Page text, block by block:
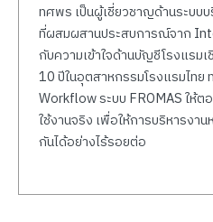
ทศพร เป็นผู้เชี่ยวชาญด้านระบบ
ที่ผสมผสานประสบการณ์จาก
กับความเข้าใจด้านบัญชีโรงแรม
10 ปีในอุตสาหกรรมโรงแรมไท
Workflow ระบบ FROMAS ให้ต
ใช้งานจริง เพื่อให้การบริหารงา
กันได้อย่างไร้รอยต่อ